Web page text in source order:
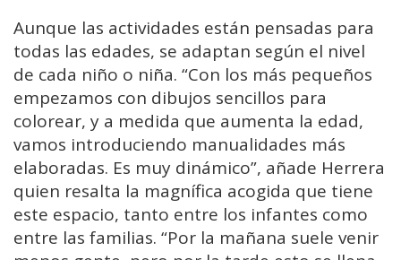
Aunque las actividades están pensadas para
todas las edades, se adaptan según el nivel
de cada niño o niña. “Con los más pequeños
empezamos con dibujos sencillos para
colorear, y a medida que aumenta la edad,
vamos introduciendo manualidades más
elaboradas. Es muy dinámico”, añade Herrera
quien resalta la magnífica acogida que tiene
este espacio, tanto entre los infantes como
entre las familias. “Por la mañana suele venir